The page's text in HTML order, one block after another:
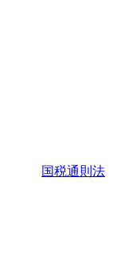
国税通則法